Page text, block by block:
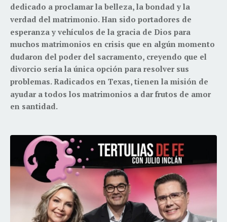
dedicado a proclamar la belleza, la bondad y la
verdad del matrimonio. Han sido portadores de
esperanza y vehículos de la gracia de Dios para
muchos matrimonios en crisis que en algún momento
dudaron del poder del sacramento, creyendo que el
divorcio sería la única opción para resolver sus
problemas. Radicados en Texas, tienen la misión de
ayudar a todos los matrimonios a dar frutos de amor
en santidad.